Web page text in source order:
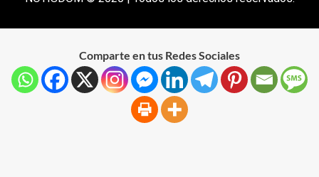
Comparte en tus Redes Sociales